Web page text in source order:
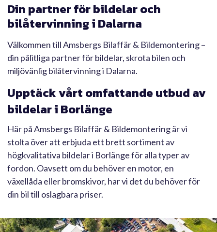
Din partner för bildelar och
bilåtervinning i Dalarna
Välkommen till Amsbergs Bilaffär & Bildemontering –
din pålitliga partner för bildelar, skrota bilen och
miljövänlig bilåtervinning i Dalarna.
Upptäck vårt omfattande utbud av
bildelar i Borlänge
Här på Amsbergs Bilaffär & Bildemontering är vi
stolta över att erbjuda ett brett sortiment av
högkvalitativa bildelar i Borlänge för alla typer av
fordon. Oavsett om du behöver en motor, en
växellåda eller bromskivor, har vi det du behöver för
din bil till oslagbara priser.